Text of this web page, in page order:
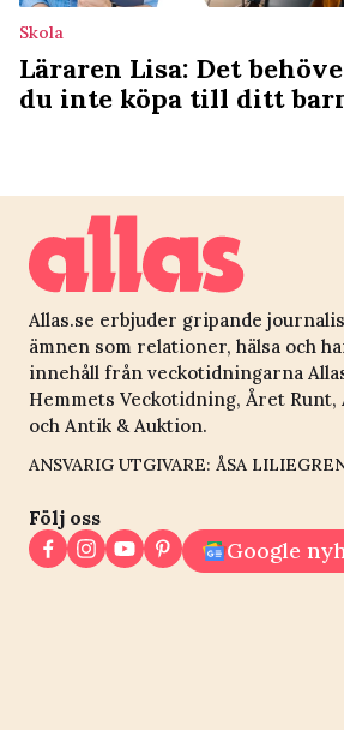
Skola
Läraren Lisa: Det
du inte köpa till ditt
Allas.se erbjuder gripande
ämnen som relationer, hälsa och
innehåll från veckotidningarna
Hemmets Veckotidning, Året
och Antik & Auktion.
ANSVARIG UTGIVARE: ÅSA
Följ oss
Google